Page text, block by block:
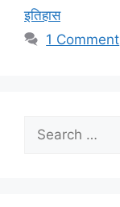
इतिहास
1 Comment
for: